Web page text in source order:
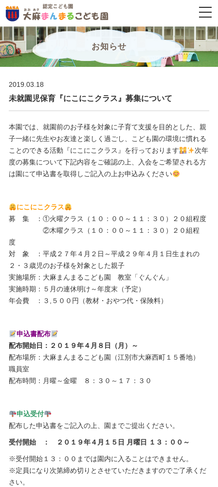
お知らせ
2019.03.18
未就園児保育『にこにこクラス』募集について
本園では、就園前のお子様を対象に子育て支援を目的とした、親
子一緒に先生やお友達と楽しく過ごし、こども園の環境に慣れる
ことのできる活動『にこにこクラス』を行っております
次年
度の募集について下記内容をご確認の上、入会をご希望される方
は園にて申込書を取得しご記入の上お申込みください
にこにこクラス
募 集 ：①火曜クラス（１０：００～１１：３０）２０組程度
②木曜クラス（１０：００～１１：３０）２０組程
度
対 象 ：平成２７年４月２日～平成２９年４月１日生まれの
２・３歳児のお子様を対象とした親子
実施場所：大麻まんまるこども園 教室「ぐんぐん」
実施時期：５月の連休明け～年度末（予定）
年会費 ：３,５００円（教材・おやつ代・保険料）
申込書配布
配布開始日：２０１９年４月８日（月）～
配布場所：大麻まんまるこども園（江別市大麻西町１５番地）
職員室
配布時間：月曜～金曜 ８：３０～１７：３０
申込受付
配布した申込書をご記入の上、園までご提出ください。
受付開始 ： ２０１９年４月１５日 月曜日 １３：００～
※受付開始１３：００までは園内に入ることはできません。
※定員になり次第締め切りとさせていただきますのでご了承くだ
さい。